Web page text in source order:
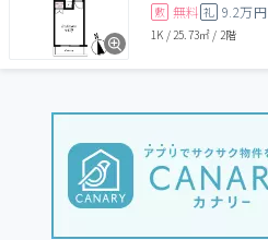
敷 無料 礼 9.2万円
1K / 25.73㎡ / 2階